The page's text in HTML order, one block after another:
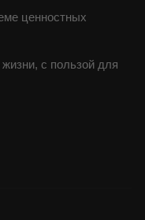
ценностных
с пользой для